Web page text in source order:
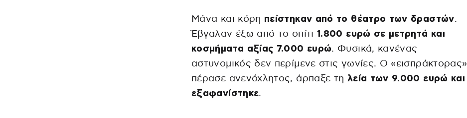
Μάνα και κόρη πείστηκαν από το θέατρο των δραστών.
Έβγαλαν έξω από το σπίτι 1.800 ευρώ σε μετρητά και
κοσμήματα αξίας 7.000 ευρώ. Φυσικά, κανένας
αστυνομικός δεν περίμενε στις γωνίες. Ο «εισπράκτορας»
πέρασε ανενόχλητος, άρπαξε τη λεία των 9.000 ευρώ και
εξαφανίστηκε.